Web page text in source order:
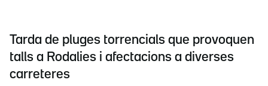
Tarda de pluges torrencials que provoquen
talls a Rodalies i afectacions a diverses
carreteres